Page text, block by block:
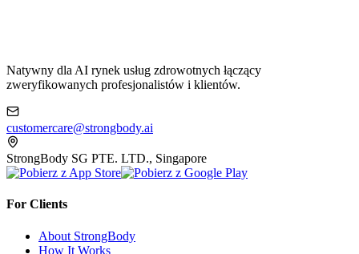
Natywny dla AI rynek usług zdrowotnych łączący
zweryfikowanych profesjonalistów i klientów.
customercare@strongbody.ai
StrongBody SG PTE. LTD., Singapore
For Clients
About StrongBody
How It Works